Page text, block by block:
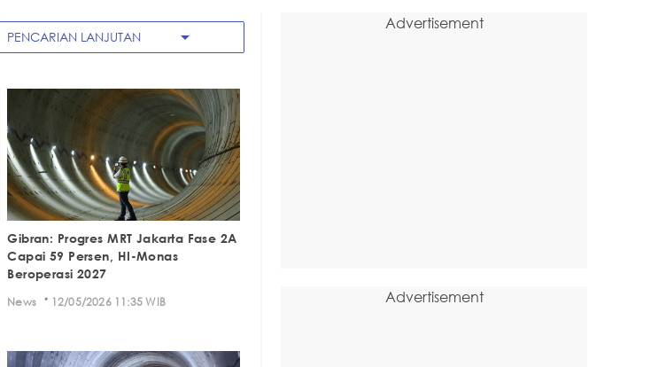
PENCARIAN LANJUTAN arrow_drop_down
Gibran: Progres MRT Jakarta Fase 2A
Capai 59 Persen, HI-Monas
Beroperasi 2027
News · 12/05/2026 11:35 WIB
Advertisement
Advertisement